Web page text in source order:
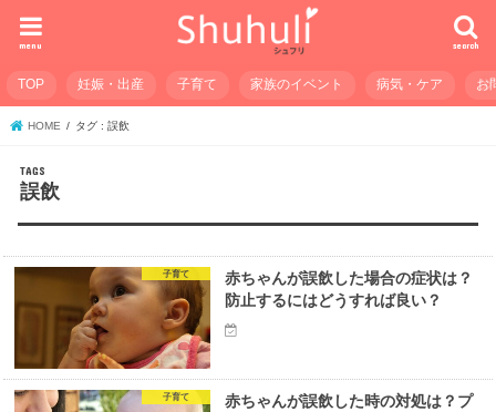
search
menu
TOP 妊娠・出産 子育て 家族のイベント 病気・ケア お
HOME タグ : 誤飲
誤飲
子育て
赤ちゃんが誤飲した場合の症状は？
防止するにはどうすれば良い？
子育て
赤ちゃんが誤飲した時の対処は？プ